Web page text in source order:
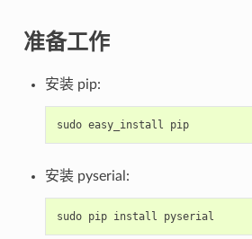
准备工作
安装 pip:
sudo easy_install pip
安装 pyserial:
sudo pip install pyserial